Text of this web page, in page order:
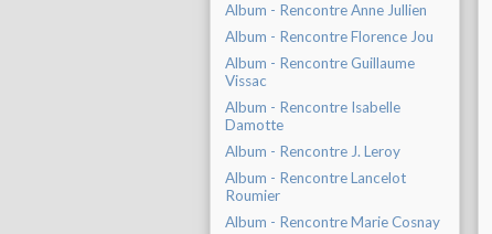
Album - Rencontre Anne Jullien
Album - Rencontre Florence Jou
Album - Rencontre Guillaume
Vissac
Album - Rencontre Isabelle
Damotte
Album - Rencontre J. Leroy
Album - Rencontre Lancelot
Roumier
Album - Rencontre Marie Cosnay